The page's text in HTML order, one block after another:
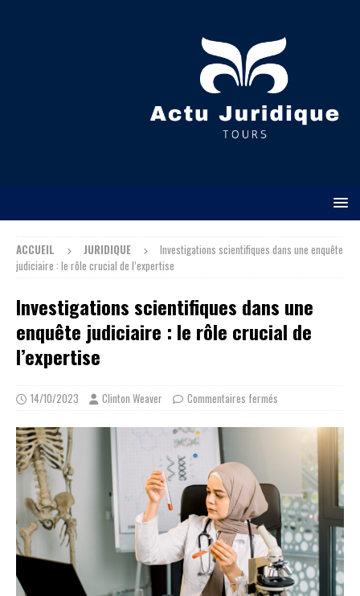
ACCUEIL JURIDIQUE
Investigations scientifiques dans une enquête
judiciaire : le rôle crucial de l’expertise
Investigations scientifiques dans une
enquête judiciaire : le rôle crucial de
l’expertise
14/10/2023 Clinton Weaver Commentaires fermés